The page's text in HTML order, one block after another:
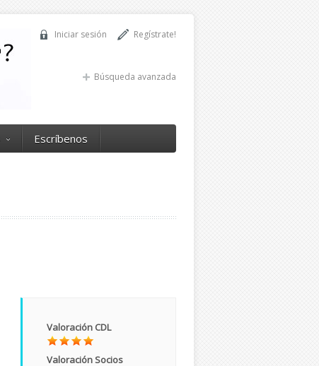
Regístrate!
Iniciar sesión
Búsqueda avanzada
Escríbenos
Valoración CDL
Valoración Socios